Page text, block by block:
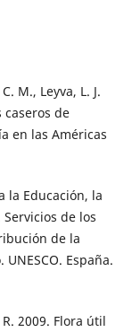
M., Leyva, L. J.
caseros de
en las Américas
la Educación, la
Servicios de los
de la
España.
R. 2009. Flora útil